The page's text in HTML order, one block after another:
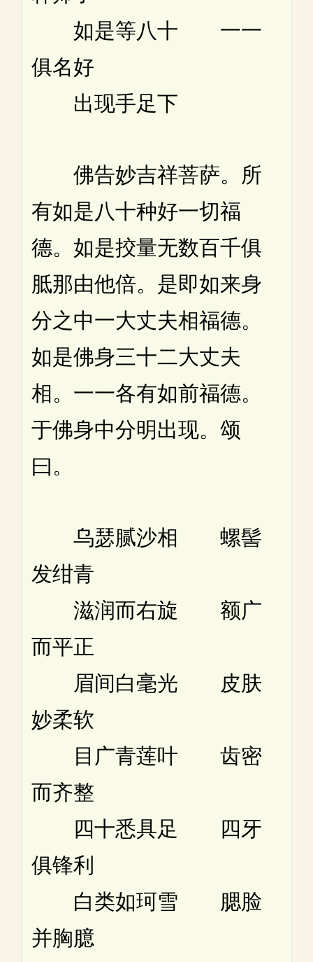
如是等八十 一一
俱名好
出现手足下
佛告妙吉祥菩萨。所
有如是八十种好一切福
德。如是挍量无数百千俱
胝那由他倍。是即如来身
分之中一大丈夫相福德。
如是佛身三十二大丈夫
相。一一各有如前福德。
于佛身中分明出现。颂
曰。
乌瑟腻沙相 螺髻
发绀青
滋润而右旋 额广
而平正
眉间白毫光 皮肤
妙柔软
目广青莲叶 齿密
而齐整
四十悉具足 四牙
俱锋利
白类如珂雪 腮脸
并胸臆